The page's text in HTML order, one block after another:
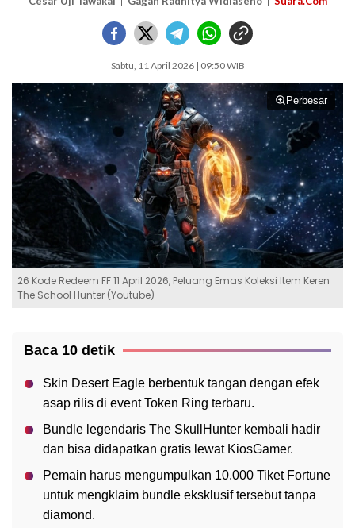
Sabtu, 11 April 2026 | 09:50 WIB
Perbesar
26 Kode Redeem FF 11 April 2026, Peluang Emas Koleksi Item Keren
The School Hunter (Youtube)
Baca 10 detik
Skin Desert Eagle berbentuk tangan dengan efek
asap rilis di event Token Ring terbaru.
Bundle legendaris The SkullHunter kembali hadir
dan bisa didapatkan gratis lewat KiosGamer.
Pemain harus mengumpulkan 10.000 Tiket Fortune
untuk mengklaim bundle eksklusif tersebut tanpa
diamond.